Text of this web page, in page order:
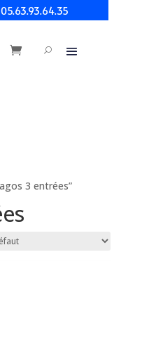
05.63.93.64.35
3 entrées”